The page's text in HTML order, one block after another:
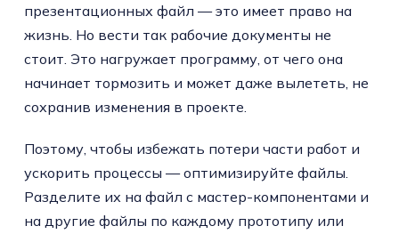
презентационных файл — это имеет право на
жизнь. Но вести так рабочие документы не
стоит. Это нагружает программу, от чего она
начинает тормозить и может даже вылететь, не
сохранив изменения в проекте.
Поэтому, чтобы избежать потери части работ и
ускорить процессы — оптимизируйте файлы.
Разделите их на файл с мастер-компонентами и
на другие файлы по каждому прототипу или